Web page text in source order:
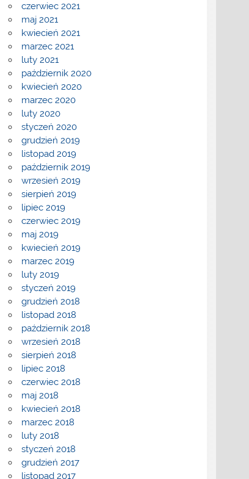
czerwiec 2021
maj 2021
kwiecień 2021
marzec 2021
luty 2021
październik 2020
kwiecień 2020
marzec 2020
luty 2020
styczeń 2020
grudzień 2019
listopad 2019
październik 2019
wrzesień 2019
sierpień 2019
lipiec 2019
czerwiec 2019
maj 2019
kwiecień 2019
marzec 2019
luty 2019
styczeń 2019
grudzień 2018
listopad 2018
październik 2018
wrzesień 2018
sierpień 2018
lipiec 2018
czerwiec 2018
maj 2018
kwiecień 2018
marzec 2018
luty 2018
styczeń 2018
grudzień 2017
listopad 2017